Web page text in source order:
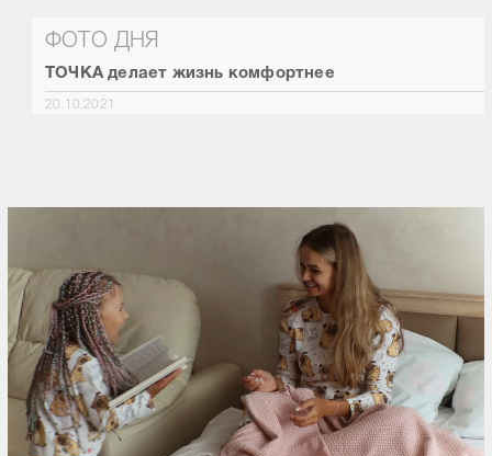
ФОТО ДНЯ
ТОЧКА делает жизнь комфортнее
20.10.2021